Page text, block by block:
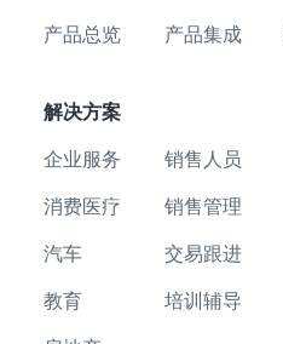
产品总览 产品集成
解决方案
企业服务
消费医疗
汽车
教育
销售人员
销售管理
交易跟进
培训辅导